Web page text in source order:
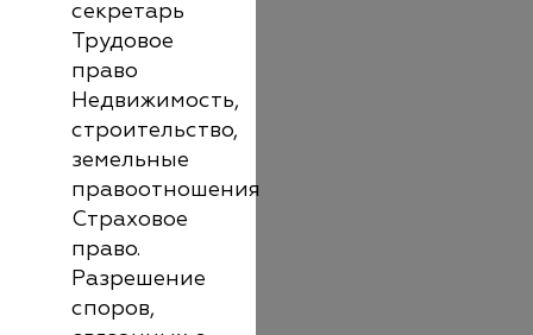
секретарь
Трудовое
право
Недвижимость,
строительство,
земельные
правоотношения
Страховое
право.
Разрешение
споров,